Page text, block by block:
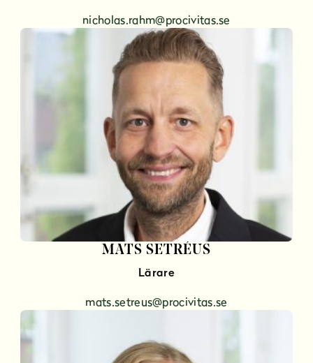
nicholas.rahm@procivitas.se
MATS SETRÉUS
Lärare
mats.setreus@procivitas.se